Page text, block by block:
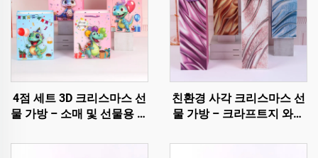
4점 세트 3D 크리스마스 선
물 가방 – 소매 및 선물용 프
친환경 사각 크리스마스 선
물 가방 – 크라프트지 와인